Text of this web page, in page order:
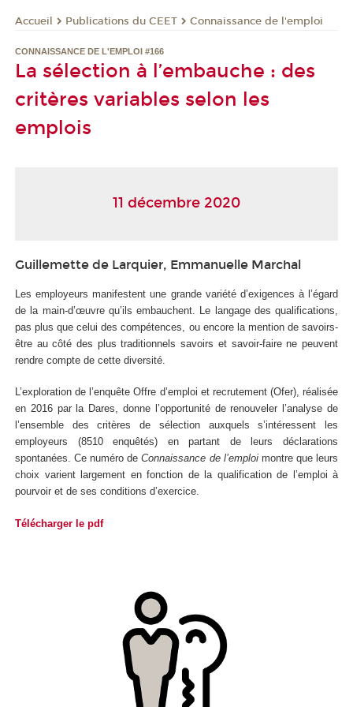
Accueil Publications du CEET Connaissance de l'emploi
CONNAISSANCE DE L'EMPLOI #166
La sélection à l’embauche : des
critères variables selon les
emplois
11 décembre 2020
Guillemette de Larquier, Emmanuelle Marchal
Les employeurs manifestent une grande variété d’exigences à l’égard
de la main-d’œuvre qu’ils embauchent. Le langage des qualifications,
pas plus que celui des compétences, ou encore la mention de savoirs-
être au côté des plus traditionnels savoirs et savoir-faire ne peuvent
rendre compte de cette diversité.
L’exploration de l’enquête Offre d’emploi et recrutement (Ofer), réalisée
en 2016 par la Dares, donne l’opportunité de renouveler l’analyse de
l’ensemble des critères de sélection auxquels s’intéressent les
employeurs (8510 enquêtés) en partant de leurs déclarations
spontanées. Ce numéro deConnaissance de l’emploimontre que leurs
choix varient largement en fonction de la qualification de l’emploi à
pourvoir et de ses conditions d’exercice.
Télécharger le pdf